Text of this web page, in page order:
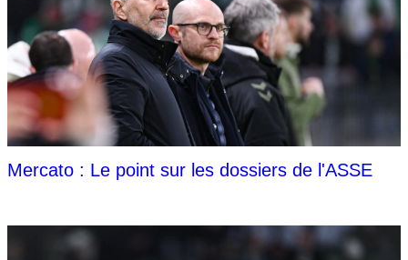
Mercato : Le point sur les dossiers de l'ASSE